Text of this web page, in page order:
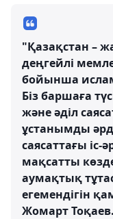
"Қазақстан –
деңгейлі
бойынша ислам
Біз баршаға
және әділ
ұстанымды
саясаттағы іс-
мақсатты
аумақтық
егемендігін
Жомарт Тоқаев.